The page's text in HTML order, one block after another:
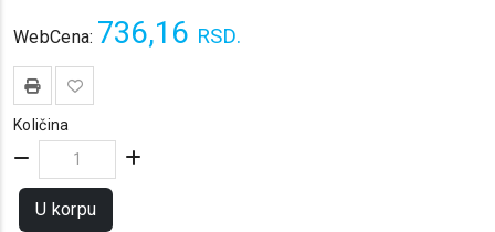
WebCena: 736,16 RSD.
Količina
U korpu